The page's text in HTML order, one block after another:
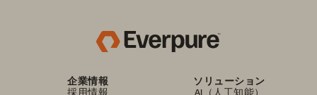
企業情報
採用情報
ソリューション
AI（人工知能）